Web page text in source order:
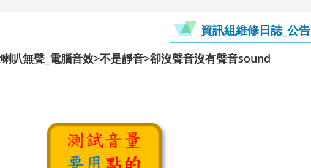
資訊組維修日誌_公告
叭無聲_電腦音效>不是靜音>卻沒聲音沒有聲音sound